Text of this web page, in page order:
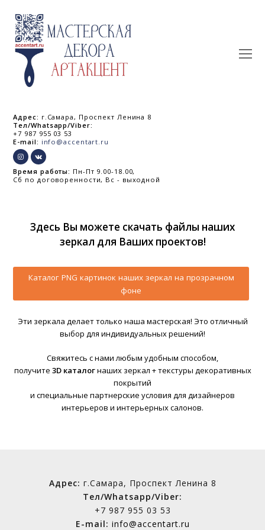
Адрес: г.Самара, Проспект Ленина 8
Тел/Whatsapp/Viber:
+7 987 955 03 53
E-mail: info@accentart.ru
Время работы: Пн-Пт 9.00-18.00,
Сб по договоренности, Вс - выходной
Здесь Вы можете скачать файлы наших
зеркал для Ваших проектов!
Каталог PNG картинок наших зеркал на прозрачном
фоне
Эти зеркала делает только наша мастерская! Это отличный
выбор для индивидуальных решений!
Свяжитесь с нами любым удобным способом,
получите 3D каталогнаших зеркал + текстуры декоративных
покрытий
и специальные партнерские условия для дизайнеров
интерьеров и интерьерных салонов.
Адрес: г.Самара, Проспект Ленина 8
Тел/Whatsapp/Viber:
+7 987 955 03 53
E-mail: info@accentart.ru